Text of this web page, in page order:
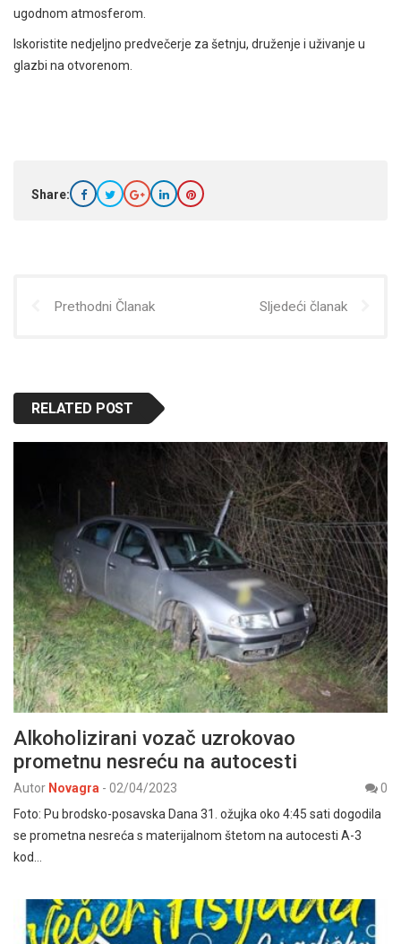
ugodnom atmosferom.
Iskoristite nedjeljno predvečerje za šetnju, druženje i uživanje u
glazbi na otvorenom.
Share:
Prethodni Članak Sljedeći članak
RELATED POST
Alkoholizirani vozač uzrokovao
prometnu nesreću na autocesti
Autor Novagra - 02/04/2023
0
Foto: Pu brodsko-posavska Dana 31. ožujka oko 4:45 sati dogodila
se prometna nesreća s materijalnom štetom na autocesti A-3
kod…